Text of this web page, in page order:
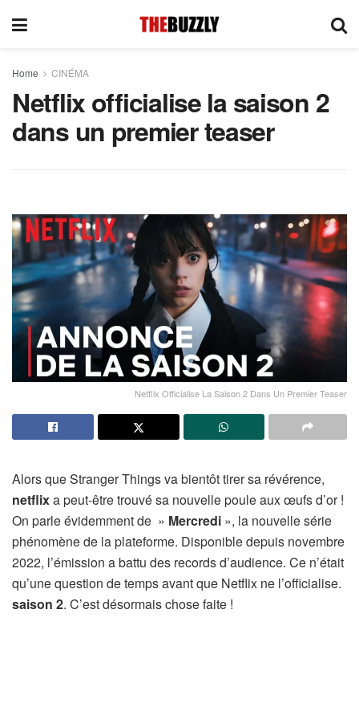
Home CINÉMA
Netflix officialise la saison 2
dans un premier teaser
Netflix Officialise La Saison 2 Dans Un Premier Teaser
Alors que Stranger Things va bientôt tirer sa révérence,
netflixa peut-être trouvé sa nouvelle poule aux œufs d’or !
On parle évidemment de » Mercredi », la nouvelle série
phénomène de la plateforme. Disponible depuis novembre
2022, l’émission a battu des records d’audience. Ce n’était
qu’une question de temps avant que Netflix ne l’officialise.
saison 2. C’est désormais chose faite !